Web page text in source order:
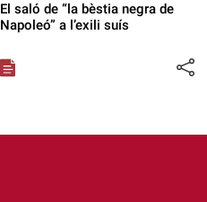
El saló de “la bèstia negra de
Napoleó” a l’exili suís